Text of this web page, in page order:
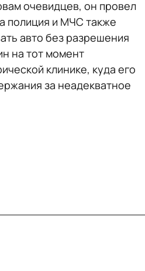
очевидцев, он провел
полиция и МЧС также
авто без разрешения
на тот момент
клинике, куда его
за неадекватное